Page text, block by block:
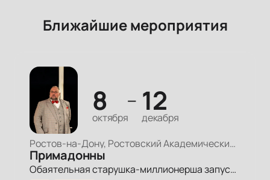
Ближайшие мероприятия
8
октября
— 12
декабря
Ростов-на-Дону, Ростовский Академический Театр Драмы, Большая сцена
Примадонны
Обаятельная старушка-миллионерша запускает грандиозный поиск своих долгопотерянных племянниц, чтобы открыть им двери в мир богатства и оставить в наследство свои миллионы.